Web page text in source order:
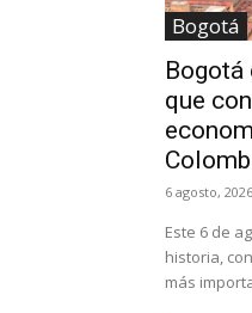
Bogotá
Bogotá
que
6 agosto, 2026
Este 6 de
historia,
más